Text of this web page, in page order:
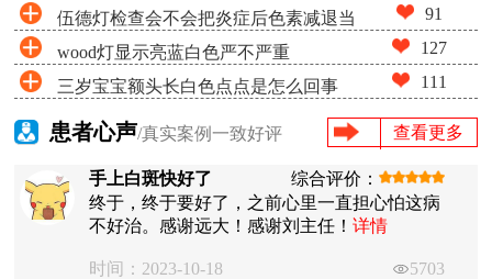
失很少吗伍德灯检查会不会把炎症后色素减退当
成白癜风
91
wood灯显示亮蓝白色严不严重 127
三岁宝宝额头长白色点点是怎么回事 111
患者心声/真实案例一致好评 查看更多
手上白斑快好了
综合评价：
终于，终于要好了，之前心里一直担心怕这病
不好治。感谢远大！感谢刘主任！详情
时间：2023-10-18 5703